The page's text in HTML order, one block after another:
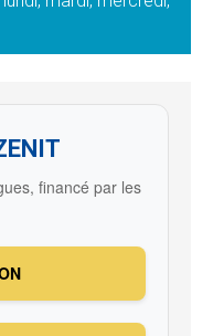
financé par les